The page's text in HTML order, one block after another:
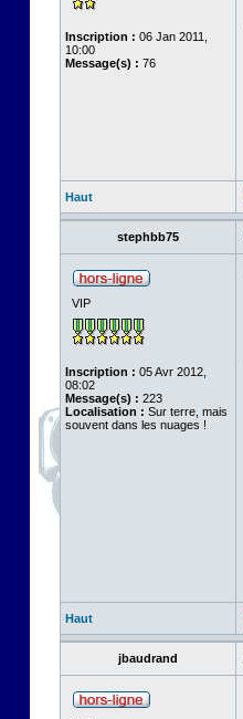
Inscription : 06 Jan 2011,
10:00
Message(s) : 76
Haut
stephbb75
VIP
Inscription : 05 Avr 2012,
08:02
Message(s) : 223
Localisation : Sur terre, mais
souvent dans les nuages !
Haut
jbaudrand